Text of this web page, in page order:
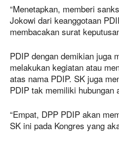
“Menetapkan, memberi
Jokowi dari keanggotaan
membacakan surat
PDIP dengan demikian juga
melakukan kegiatan atau
atas nama PDIP. SK juga
PDIP tak memiliki hubungan
“Empat, DPP PDIP akan
SK ini pada Kongres yang